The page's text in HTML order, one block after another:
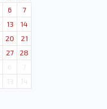
6
7
13
14
20
21
27
28
6
7
13 14